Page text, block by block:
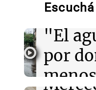
02:13 Mundo
Más de 1.300
Dolphin
02:03 Tecnología
Airbnb acelera
funciones
artificial en su
"El
por
menos
Audio.
huella